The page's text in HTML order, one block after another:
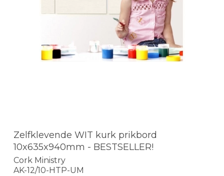
Zelfklevende WIT kurk prikbord
10x635x940mm - BESTSELLER!
Cork Ministry
AK-12/10-HTP-UM